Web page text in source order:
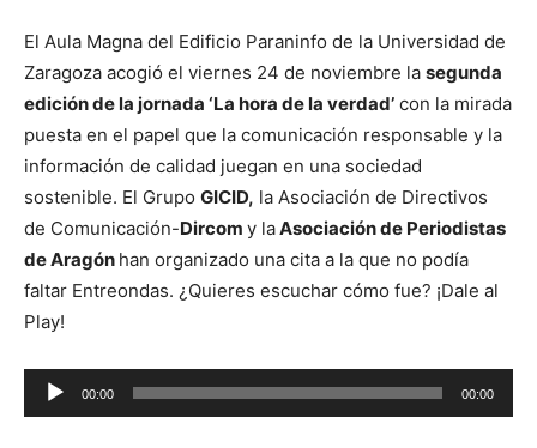
El Aula Magna del Edificio Paraninfo de la Universidad de
Zaragoza acogió el viernes 24 de noviembre la segunda
edición de la jornada ‘La hora de la verdad’ con la mirada
puesta en el papel que la comunicación responsable y la
información de calidad juegan en una sociedad
sostenible. El Grupo GICID, la Asociación de Directivos
de Comunicación-Dircom y laAsociación de Periodistas
de Aragón han organizado una cita a la que no podía
faltar Entreondas. ¿Quieres escuchar cómo fue? ¡Dale al
Play!
Reproductor
de
00:00 00:00